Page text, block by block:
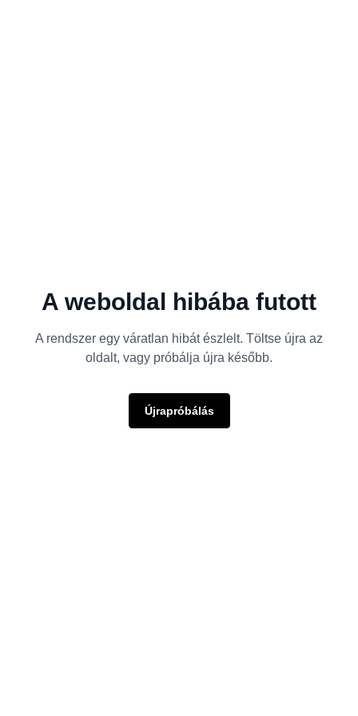
A weboldal hibába futott
A rendszer egy váratlan hibát észlelt. Töltse újra az
oldalt, vagy próbálja újra később.
Újrapróbálás